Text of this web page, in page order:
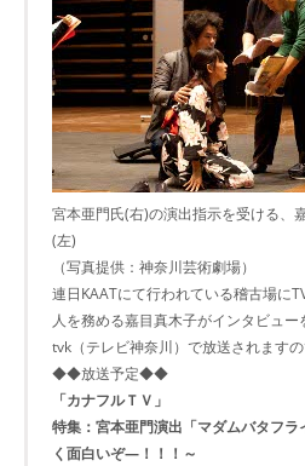
宮本亜門氏(右)の演出指示を受ける、
(左)
（写真提供：神奈川芸術劇場）
連日KAATにて行われている稽古場に
人を務める嘉目真木子がインタビュ
tvk（テレビ神奈川）で放送されますの
◆◆放送予定◆◆
「カナフルＴＶ」
特集：宮本亜門演出「マダムバタフ
く面白いぞ―！！！～